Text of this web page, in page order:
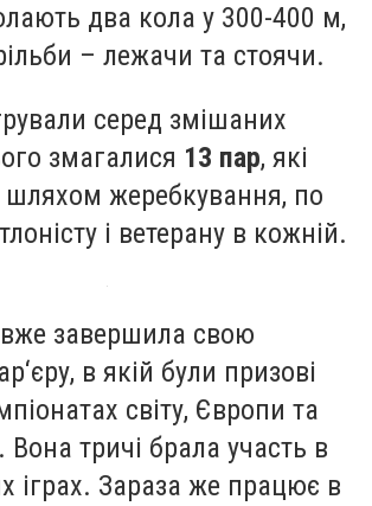
два кола у 300-400 м,
– лежачи та стоячи.
серед змішаних
змагалися 13 пар, які
жеребкування, по
і ветерану в кожній.
вже завершила свою
в якій були призові
світу, Європи та
Вона тричі брала участь в
іграх. Зараза же працює в